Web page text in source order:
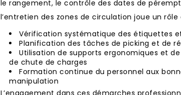
le rangement, le contrôle des dates de
l’entretien des zones de circulation joue un
Vérification systématique des étiquettes
Planification des tâches de picking et de
Utilisation de supports ergonomiques et
de chute de charges
Formation continue du personnel aux
manipulation
L’engagement dans ces démarches